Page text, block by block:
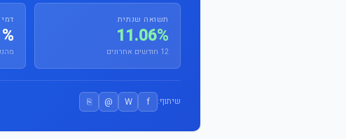
תשואה שנתית
11.06%
12 חודשים אחרונים
שיתוף: f
W
@
⎘